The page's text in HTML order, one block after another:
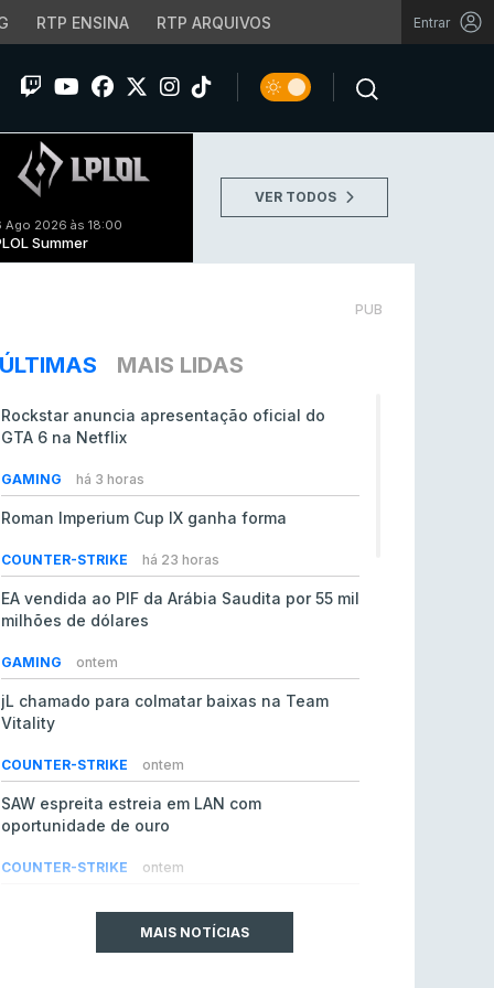
RTP ENSINA RTP ARQUIVOS Entrar
Ago 2026 às 18:00
Summer
VER TODOS
PUB
ÚLTIMAS MAIS LIDAS
Rockstar anuncia apresentação oficial do
GTA 6 na Netflix
GAMING há 3 horas
Roman Imperium Cup IX ganha forma
COUNTER-STRIKE há 23 horas
EA vendida ao PIF da Arábia Saudita por 55 mil
milhões de dólares
GAMING ontem
jL chamado para colmatar baixas na Team
Vitality
COUNTER-STRIKE ontem
SAW espreita estreia em LAN com
oportunidade de ouro
COUNTER-STRIKE ontem
do Counter-Strike 2MAIS NOTÍCIAS